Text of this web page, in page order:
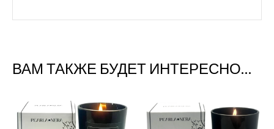
ВАМ ТАКЖЕ БУДЕТ ИНТЕРЕСНО…